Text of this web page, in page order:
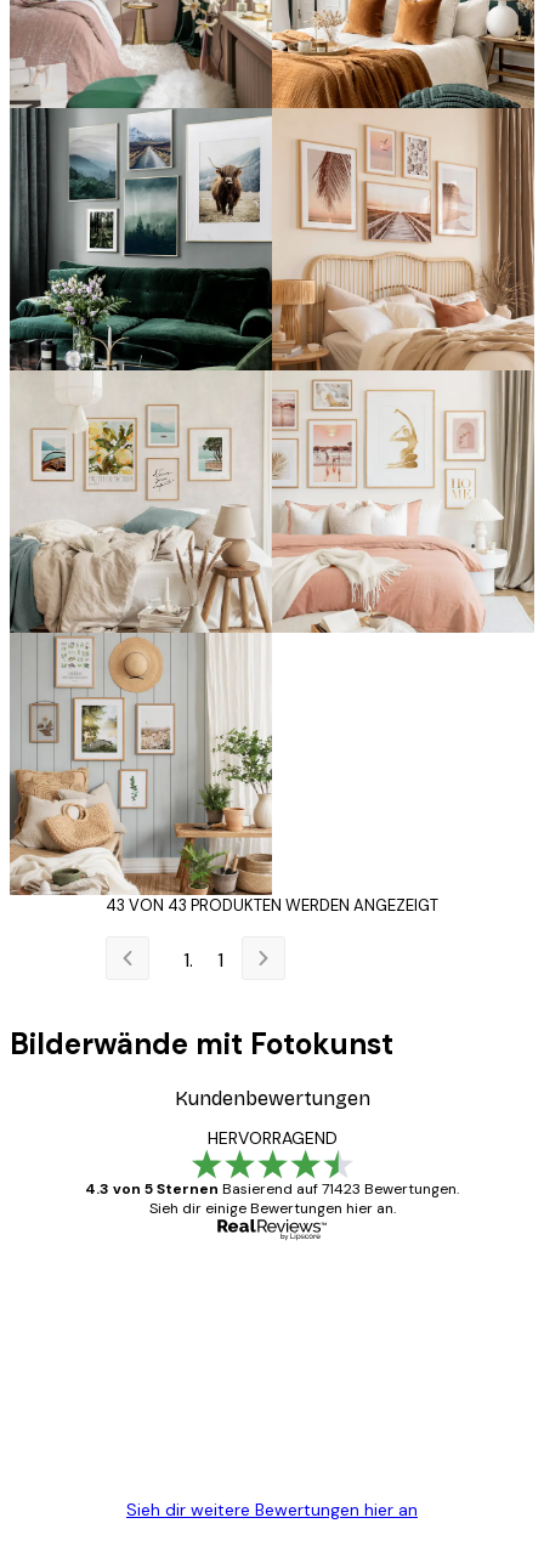
43 VON 43 PRODUKTEN WERDEN ANGEZEIGT
1
Bilderwände mit Fotokunst
Kundenbewertungen
HERVORRAGEND
4.3 von 5 Sternen Basierend auf 71423 Bewertungen.
Sieh dir einige Bewertungen hier an.
Sieh dir weitere Bewertungen hier an